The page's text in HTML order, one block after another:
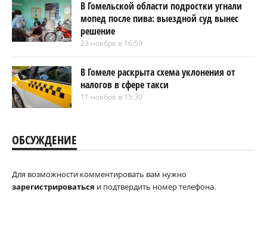
В Гомельской области подростки угнали
мопед после пива: выездной суд вынес
решение
23 ноября в 16:59
В Гомеле раскрыта схема уклонения от
налогов в сфере такси
11 ноября в 15:30
ОБСУЖДЕНИЕ
Для возможности комментировать вам нужно
зарегистрироваться и подтвердить номер телефона.